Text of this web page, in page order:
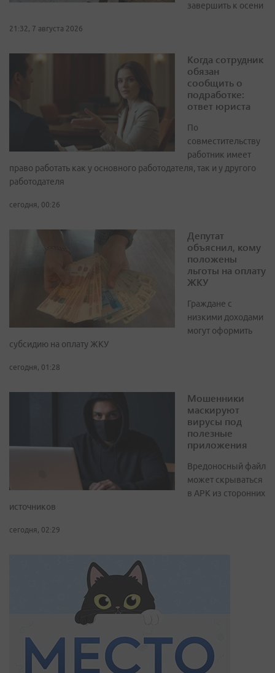
завершить к осени
21:32, 7 августа 2026
Когда сотрудник
обязан
сообщить о
подработке:
ответ юриста
По
совместительству
работник имеет
право работать как у основного работодателя, так и у другого
работодателя
сегодня, 00:26
Депутат
объяснил, кому
положены
льготы на оплату
ЖКУ
Граждане с
низкими доходами
могут оформить
субсидию на оплату ЖКУ
сегодня, 01:28
Мошенники
маскируют
вирусы под
полезные
приложения
Вредоносный файл
может скрываться
в APK из сторонних
источников
сегодня, 02:29